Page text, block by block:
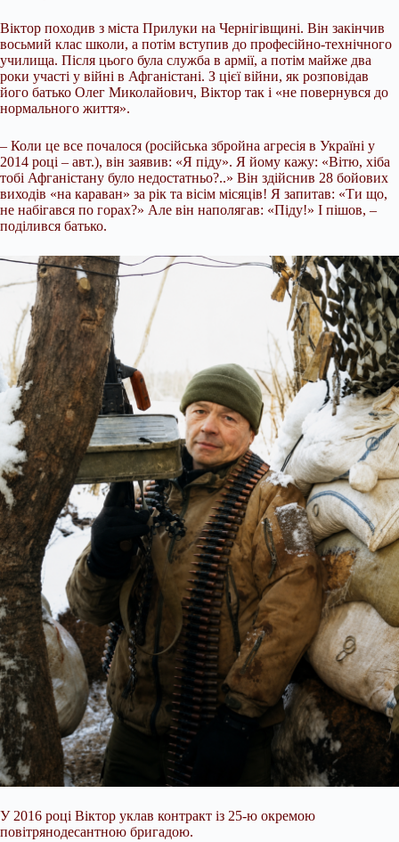
Віктор походив з міста Прилуки на Чернігівщині. Він закінчив
восьмий клас школи, а потім вступив до професійно-технічного
училища. Після цього була служба в армії, а потім майже два
роки участі у війні в Афганістані. З цієї війни, як розповідав
його батько Олег Миколайович, Віктор так і «не повернувся до
нормального життя».
– Коли це все почалося (російська збройна агресія в Україні у
2014 році – авт.), він заявив: «Я піду». Я йому кажу: «Вітю, хіба
тобі Афганістану було недостатньо?..» Він здійснив 28 бойових
виходів «на караван» за рік та вісім місяців! Я запитав: «Ти що,
не набігався по горах?» Але він наполягав: «Піду!» І пішов, –
поділився батько.
У 2016 році Віктор уклав контракт із 25-ю окремою
повітрянодесантною бригадою.